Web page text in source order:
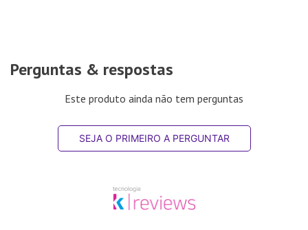
Perguntas & respostas
Este produto ainda não tem perguntas
SEJA O PRIMEIRO A PERGUNTAR